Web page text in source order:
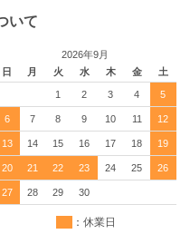
いて
2026年9月
日
月 火 水 木 金 土
1 2 3 4 5
6 7 8 9 10 11 12
13 14 15 16 17 18 19
20 21 22 23 24 25 26
27 28 29 30
：休業日